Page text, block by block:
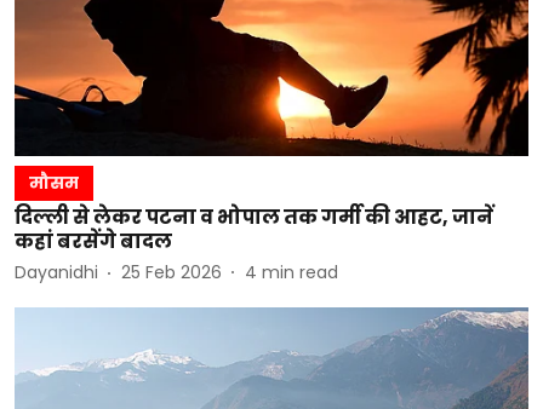
मौसम
दिल्ली से लेकर पटना व भोपाल तक गर्मी की आहट, जानें
कहां बरसेंगे बादल
Dayanidhi 25 Feb 2026 4 min read